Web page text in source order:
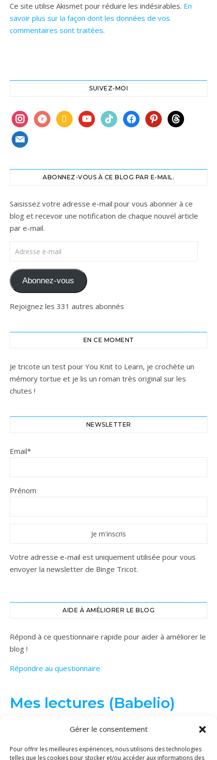
Gérer le consentement
Pour offrir les meilleures expériences, nous utilisons des technologies
telles que les cookies pour stocker et/ou accéder aux informations des
Ce site utilise Akismet pour réduire les indésirables. En
savoir plus sur la façon dont les données de vos
commentaires sont traitées.
SUIVEZ-MOI
instagram
ravelrybook youtubetiktokfacebookpinterest
threads
mail
ABONNEZ-VOUS À CE BLOG PAR E-MAIL.
Saisissez votre adresse e-mail pour vous abonner à ce
blog et recevoir une notification de chaque nouvel article
par e-mail.
Adresse e-mail
Abonnez-vous
Rejoignez les 331 autres abonnés
EN CE MOMENT
Je tricote un test pour You Knit to Learn, je crochète un
mémory tortue et je lis un roman très original sur les
chutes !
NEWSLETTER
Email*
Prénom
Votre adresse e-mail est uniquement utilisée pour vous
envoyer la newsletter de Binge Tricot.
AIDE À AMÉLIORER LE BLOG
Répond à ce questionnaire rapide pour aider à améliorer le
blog !
Répondre au questionnaire
Mes lectures (Babelio)